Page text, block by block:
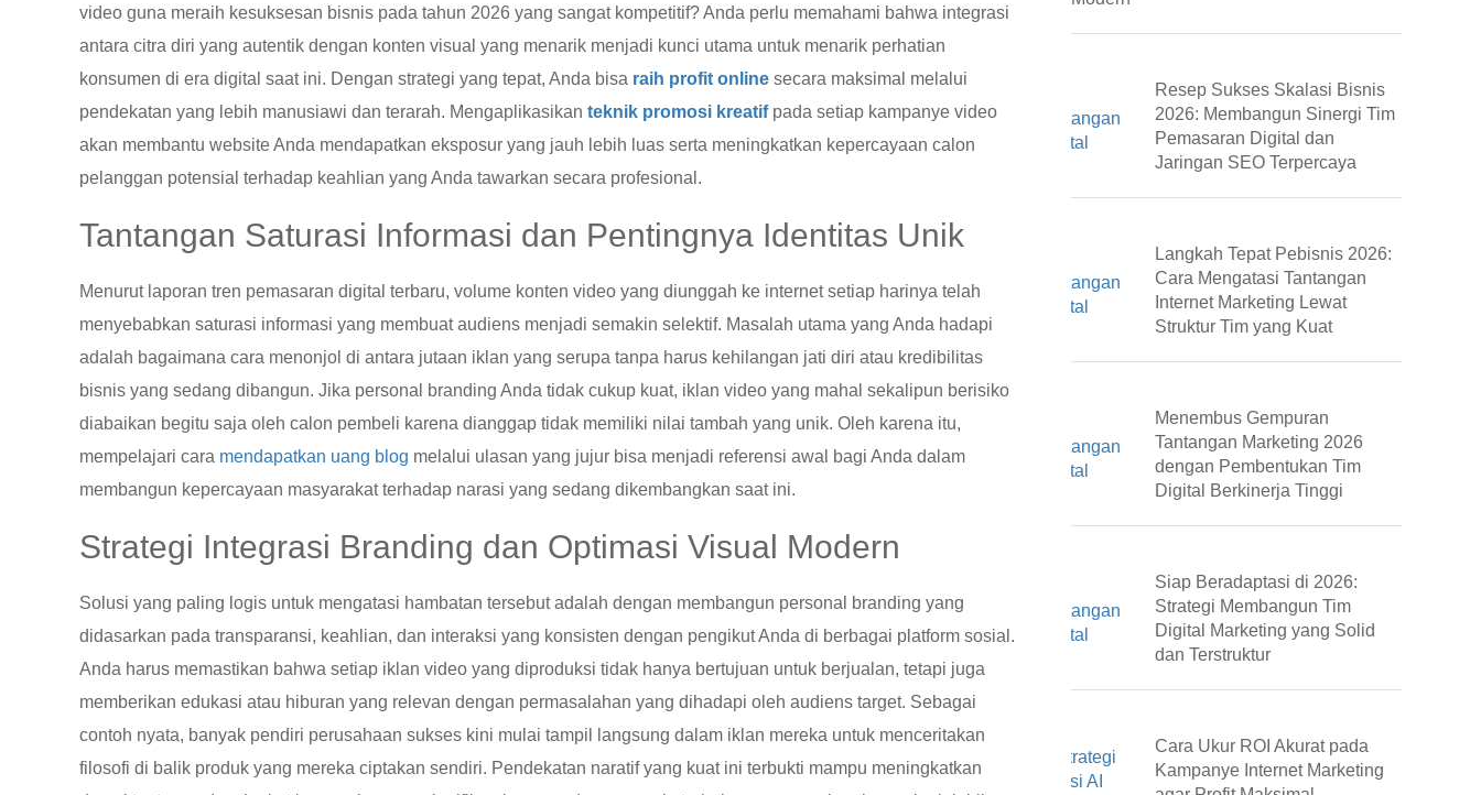
video guna meraih kesuksesan bisnis pada tahun 2026 yang sangat kompetitif? Anda perlu memahami bahwa integrasi
antara citra diri yang autentik dengan konten visual yang menarik menjadi kunci utama untuk menarik perhatian
konsumen di era digital saat ini. Dengan strategi yang tepat, Anda bisa raih profit online secara maksimal melalui
pendekatan yang lebih manusiawi dan terarah. Mengaplikasikan teknik promosi kreatifpada setiap kampanye video
akan membantu website Anda mendapatkan eksposur yang jauh lebih luas serta meningkatkan kepercayaan calon
pelanggan potensial terhadap keahlian yang Anda tawarkan secara profesional.
Tantangan Saturasi Informasi dan Pentingnya Identitas Unik
Menurut laporan tren pemasaran digital terbaru, volume konten video yang diunggah ke internet setiap harinya telah
menyebabkan saturasi informasi yang membuat audiens menjadi semakin selektif. Masalah utama yang Anda hadapi
adalah bagaimana cara menonjol di antara jutaan iklan yang serupa tanpa harus kehilangan jati diri atau kredibilitas
bisnis yang sedang dibangun. Jika personal branding Anda tidak cukup kuat, iklan video yang mahal sekalipun berisiko
diabaikan begitu saja oleh calon pembeli karena dianggap tidak memiliki nilai tambah yang unik. Oleh karena itu,
mempelajari cara mendapatkan uang blog melalui ulasan yang jujur bisa menjadi referensi awal bagi Anda dalam
membangun kepercayaan masyarakat terhadap narasi yang sedang dikembangkan saat ini.
Strategi Integrasi Branding dan Optimasi Visual Modern
Solusi yang paling logis untuk mengatasi hambatan tersebut adalah dengan membangun personal branding yang
didasarkan pada transparansi, keahlian, dan interaksi yang konsisten dengan pengikut Anda di berbagai platform sosial.
Anda harus memastikan bahwa setiap iklan video yang diproduksi tidak hanya bertujuan untuk berjualan, tetapi juga
memberikan edukasi atau hiburan yang relevan dengan permasalahan yang dihadapi oleh audiens target. Sebagai
contoh nyata, banyak pendiri perusahaan sukses kini mulai tampil langsung dalam iklan mereka untuk menceritakan
filosofi di balik produk yang mereka ciptakan sendiri. Pendekatan naratif yang kuat ini terbukti mampu meningkatkan
Resep Sukses Skalasi Bisnis
2026: Membangun Sinergi Tim
Pemasaran Digital dan
Jaringan SEO Terpercaya
Langkah Tepat Pebisnis 2026:
Cara Mengatasi Tantangan
Internet Marketing Lewat
Struktur Tim yang Kuat
Menembus Gempuran
Tantangan Marketing 2026
dengan Pembentukan Tim
Digital Berkinerja Tinggi
Siap Beradaptasi di 2026:
Strategi Membangun Tim
Digital Marketing yang Solid
dan Terstruktur
Cara Ukur ROI Akurat pada
Kampanye Internet Marketing